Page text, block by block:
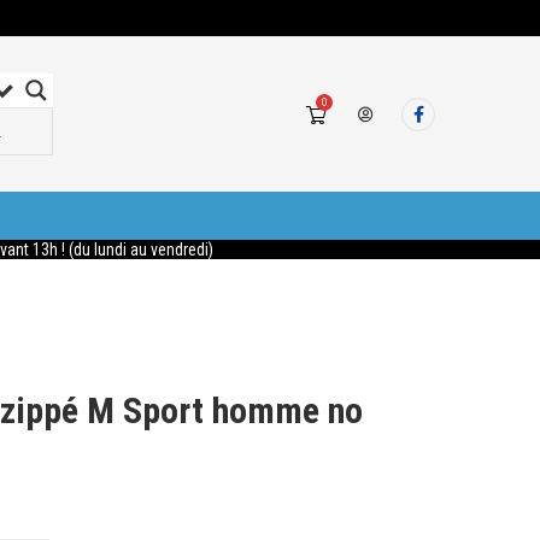
0
13h ! (du lundi au vendredi)
M Sport homme no